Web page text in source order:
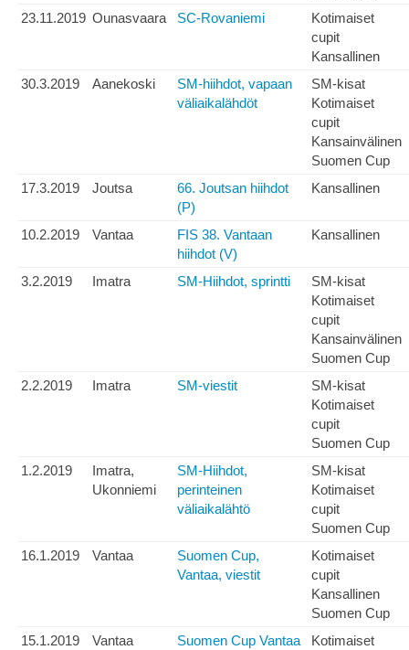
23.11.2019 Ounasvaara SC-Rovaniemi
Kotimaiset
cupit
Kansallinen
30.3.2019
Aanekoski
SM-hiihdot, vapaan
väliaikalähdöt
SM-kisat
Kotimaiset
cupit
Kansainvälinen
Suomen Cup
17.3.2019
Joutsa
66. Joutsan hiihdot
(P)
Kansallinen
10.2.2019 Vantaa
FIS 38. Vantaan
hiihdot (V)
Kansallinen
3.2.2019 Imatra SM-Hiihdot, sprintti
SM-kisat
Kotimaiset
cupit
Kansainvälinen
Suomen Cup
2.2.2019
Imatra SM-viestit
SM-kisat
Kotimaiset
cupit
Suomen Cup
1.2.2019
Imatra,
Ukonniemi
SM-Hiihdot,
perinteinen
väliaikalähtö
SM-kisat
Kotimaiset
cupit
Suomen Cup
16.1.2019
Vantaa
Suomen Cup,
Vantaa, viestit
Kotimaiset
cupit
Kansallinen
Suomen Cup
15.1.2019
Vantaa Suomen Cup Vantaa
Kotimaiset